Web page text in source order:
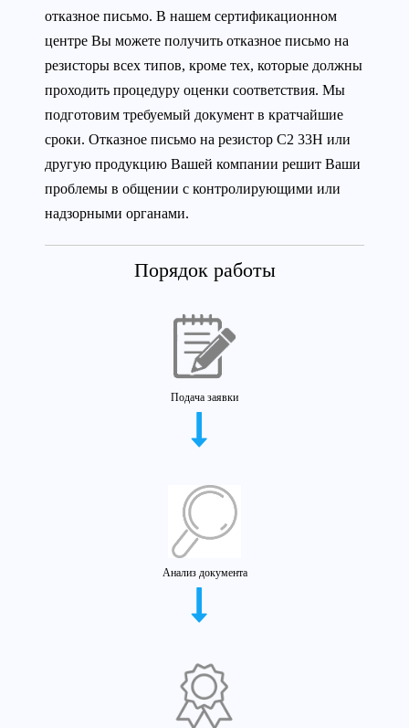
отказное письмо. В нашем сертификационном
центре Вы можете получить отказное письмо на
резисторы всех типов, кроме тех, которые должны
проходить процедуру оценки соответствия. Мы
подготовим требуемый документ в кратчайшие
сроки. Отказное письмо на резистор С2 33Н или
другую продукцию Вашей компании решит Ваши
проблемы в общении с контролирующими или
надзорными органами.
Порядок работы
Подача заявки
Анализ документа